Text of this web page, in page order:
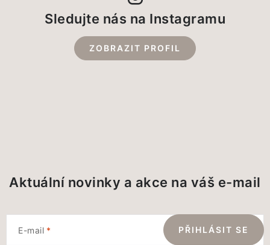
Sledujte nás na Instagramu
ZOBRAZIT PROFIL
Aktuální novinky a akce na váš e-mail
E-mail PŘIHLÁSIT SE